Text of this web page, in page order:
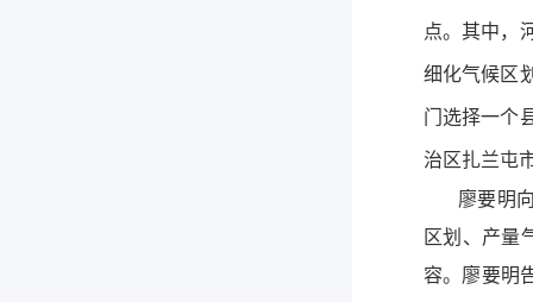
点。其中，
细化气候区
门选择一个
治区扎兰屯
廖要明向
区划、产量
容。廖要明